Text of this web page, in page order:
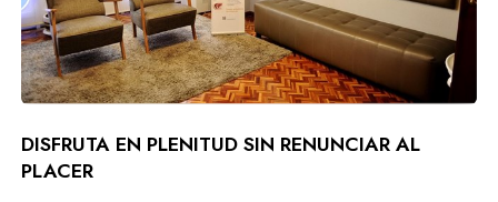
DISFRUTA EN PLENITUD SIN RENUNCIAR AL
PLACER